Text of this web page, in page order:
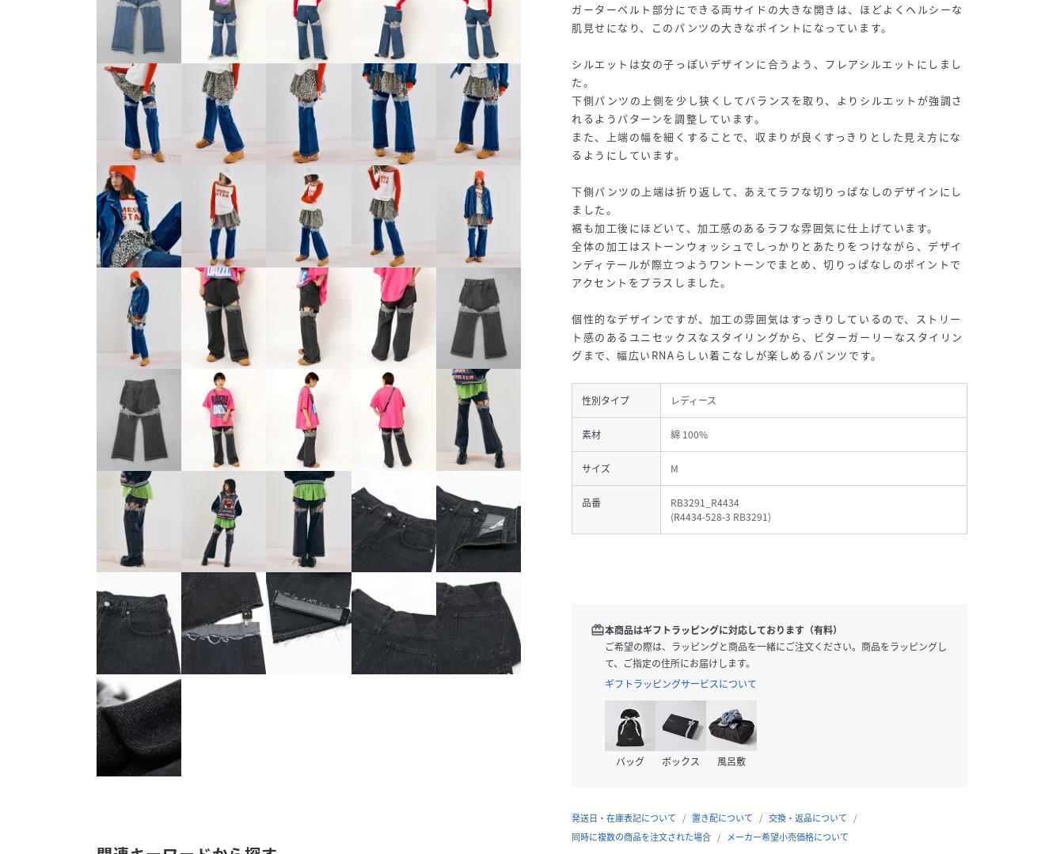
ガーターベルト部分にできる両サイドの大きな開きは、ほどよくヘルシーな
肌見せになり、このパンツの大きなポイントになっています。
シルエットは女の子っぽいデザインに合うよう、フレアシルエットにしまし
た。
下側パンツの上側を少し狭くしてバランスを取り、よりシルエットが強調さ
れるようパターンを調整しています。
また、上端の幅を細くすることで、収まりが良くすっきりとした見え方にな
るようにしています。
下側パンツの上端は折り返して、あえてラフな切りっぱなしのデザインにし
ました。
裾も加工後にほどいて、加工感のあるラフな雰囲気に仕上げています。
全体の加工はストーンウォッシュでしっかりとあたりをつけながら、デザイ
ンディテールが際立つようワントーンでまとめ、切りっぱなしのポイントで
アクセントをプラスしました。
個性的なデザインですが、加工の雰囲気はすっきりしているので、ストリー
ト感のあるユニセックスなスタイリングから、ビターガーリーなスタイリン
グまで、幅広いRNAらしい着こなしが楽しめるパンツです。
性別タイプ レディース
素材 綿 100%
サイズ M
品番
RB3291_R4434
(R4434-528-3 RB3291)
redeem本商品はギフトラッピングに対応しております（有料）
ご希望の際は、ラッピングと商品を一緒にご注文ください。商品をラッピングし
て、ご指定の住所にお届けします。
ギフトラッピングサービスについて
バッグ ボックス 風呂敷
発送日・在庫表記について 置き配について
交換・返品について
同時に複数の商品を注文された場合
メーカー希望小売価格について